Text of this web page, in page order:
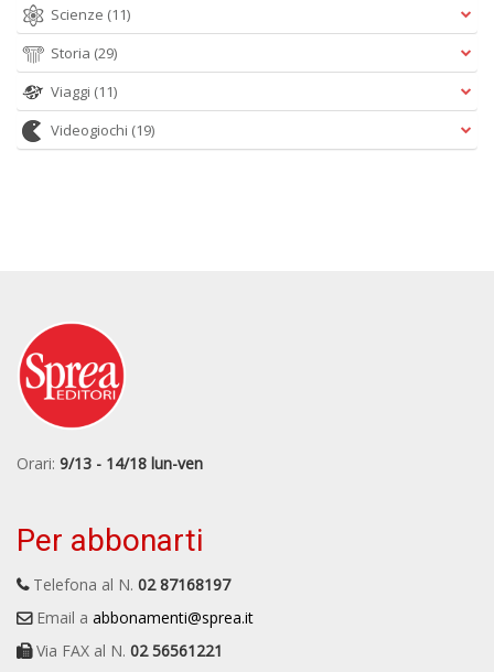
Scienze (11)
Storia (29)
Viaggi (11)
Videogiochi (19)
Orari: 9/13 - 14/18 lun-ven
Per abbonarti
Telefona al N. 02 87168197
Email a abbonamenti@sprea.it
Via FAX al N. 02 56561221